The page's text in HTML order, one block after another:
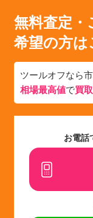
無料査定・
希望の方は
ツールオフなら
相場最高値で買取
お電話